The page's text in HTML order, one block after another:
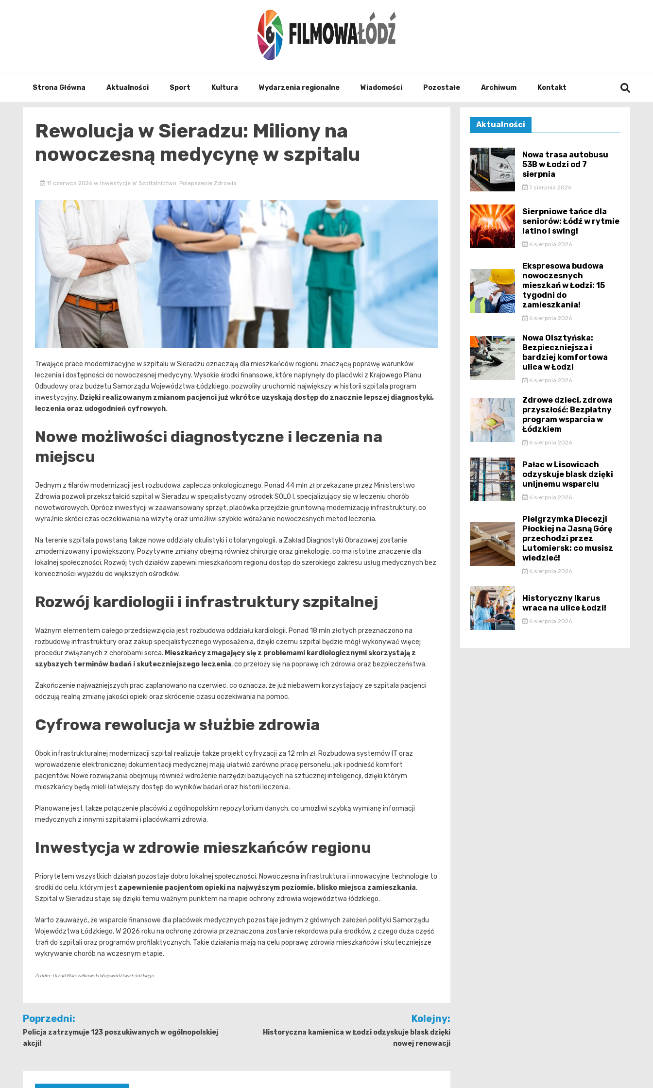
Strona Główna Aktualności Sport Kultura Wydarzenia regionalne Wiadomości Pozostałe Archiwum Kontakt
Rewolucja w Sieradzu: Miliony na
nowoczesną medycynę w szpitalu
11 czerwca 2026 w Inwestycje W Szpitalnictwo, Polepszenie Zdrowia
Trwające prace modernizacyjne w szpitalu w Sieradzu oznaczają dla mieszkańców regionu znaczącą poprawę warunków
leczenia i dostępności do nowoczesnej medycyny. Wysokie środki finansowe, które napłynęły do placówki z Krajowego Planu
Odbudowy oraz budżetu Samorządu Województwa Łódzkiego, pozwoliły uruchomić największy w historii szpitala program
inwestycyjny. Dzięki realizowanym zmianom pacjenci już wkrótce uzyskają dostęp do znacznie lepszej diagnostyki,
leczenia oraz udogodnień cyfrowych.
Nowe możliwości diagnostyczne i leczenia na
miejscu
Jednym z filarów modernizacji jest rozbudowa zaplecza onkologicznego. Ponad 44 mln zł przekazane przez Ministerstwo
Zdrowia pozwoli przekształcić szpital w Sieradzu w specjalistyczny ośrodek SOLO I, specjalizujący się w leczeniu chorób
nowotworowych. Oprócz inwestycji w zaawansowany sprzęt, placówka przejdzie gruntowną modernizację infrastruktury, co
wyraźnie skróci czas oczekiwania na wizytę oraz umożliwi szybkie wdrażanie nowoczesnych metod leczenia.
Na terenie szpitala powstaną także nowe oddziały okulistyki i otolaryngologii, a Zakład Diagnostyki Obrazowej zostanie
zmodernizowany i powiększony. Pozytywne zmiany obejmą również chirurgię oraz ginekologię, co ma istotne znaczenie dla
lokalnej społeczności. Rozwój tych działów zapewni mieszkańcom regionu dostęp do szerokiego zakresu usług medycznych bez
konieczności wyjazdu do większych ośrodków.
Rozwój kardiologii i infrastruktury szpitalnej
Ważnym elementem całego przedsięwzięcia jest rozbudowa oddziału kardiologii. Ponad 18 mln złotych przeznaczono na
rozbudowę infrastruktury oraz zakup specjalistycznego wyposażenia, dzięki czemu szpital będzie mógł wykonywać więcej
procedur związanych z chorobami serca. Mieszkańcy zmagający się z problemami kardiologicznymi skorzystają z
szybszych terminów badań i skuteczniejszego leczenia, co przełoży się na poprawę ich zdrowia oraz bezpieczeństwa.
Zakończenie najważniejszych prac zaplanowano na czerwiec, co oznacza, że już niebawem korzystający ze szpitala pacjenci
odczują realną zmianę jakości opieki oraz skrócenie czasu oczekiwania na pomoc.
Cyfrowa rewolucja w służbie zdrowia
Obok infrastrukturalnej modernizacji szpital realizuje także projekt cyfryzacji za 12 mln zł. Rozbudowa systemów IT oraz
wprowadzenie elektronicznej dokumentacji medycznej mają ułatwić zarówno pracę personelu, jak i podnieść komfort
pacjentów. Nowe rozwiązania obejmują również wdrożenie narzędzi bazujących na sztucznej inteligencji, dzięki którym
mieszkańcy będą mieli łatwiejszy dostęp do wyników badań oraz historii leczenia.
Planowane jest także połączenie placówki z ogólnopolskim repozytorium danych, co umożliwi szybką wymianę informacji
medycznych z innymi szpitalami i placówkami zdrowia.
Inwestycja w zdrowie mieszkańców regionu
Priorytetem wszystkich działań pozostaje dobro lokalnej społeczności. Nowoczesna infrastruktura i innowacyjne technologie to
środki do celu, którym jest zapewnienie pacjentom opieki na najwyższym poziomie, blisko miejsca zamieszkania.
Szpital w Sieradzu staje się dzięki temu ważnym punktem na mapie ochrony zdrowia województwa łódzkiego.
Warto zauważyć, że wsparcie finansowe dla placówek medycznych pozostaje jednym z głównych założeń polityki Samorządu
Województwa Łódzkiego. W 2026 roku na ochronę zdrowia przeznaczona zostanie rekordowa pula środków, z czego duża część
trafi do szpitali oraz programów profilaktycznych. Takie działania mają na celu poprawę zdrowia mieszkańców i skuteczniejsze
wykrywanie chorób na wczesnym etapie.
Źródło: Urząd Marszałkowski Województwa Łódzkiego
Nawigacja
wpisu
Poprzedni:
Policja zatrzymuje 123 poszukiwanych w ogólnopolskiej
akcji!
Kolejny:
Historyczna kamienica w Łodzi odzyskuje blask dzięki
nowej renowacji
Aktualności
Nowa trasa autobusu
53B w Łodzi od 7
sierpnia
7 sierpnia 2026
Sierpniowe tańce dla
seniorów: Łódź w rytmie
latino i swing!
6 sierpnia 2026
Ekspresowa budowa
nowoczesnych
mieszkań w Łodzi: 15
tygodni do
zamieszkania!
6 sierpnia 2026
Nowa Olsztyńska:
Bezpieczniejsza i
bardziej komfortowa
ulica w Łodzi
6 sierpnia 2026
Zdrowe dzieci, zdrowa
przyszłość: Bezpłatny
program wsparcia w
Łódzkiem
6 sierpnia 2026
Pałac w Lisowicach
odzyskuje blask dzięki
unijnemu wsparciu
6 sierpnia 2026
Pielgrzymka Diecezji
Płockiej na Jasną Górę
przechodzi przez
Lutomiersk: co musisz
wiedzieć!
6 sierpnia 2026
Historyczny Ikarus
wraca na ulice Łodzi!
6 sierpnia 2026